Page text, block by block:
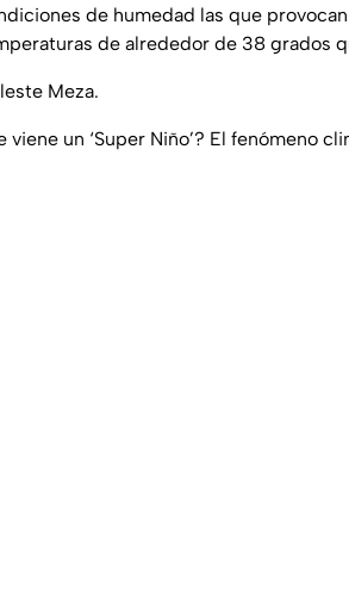
de humedad las que
de alrededor de 38 grados
Meza.
viene un ‘Super Niño’? El fenómeno